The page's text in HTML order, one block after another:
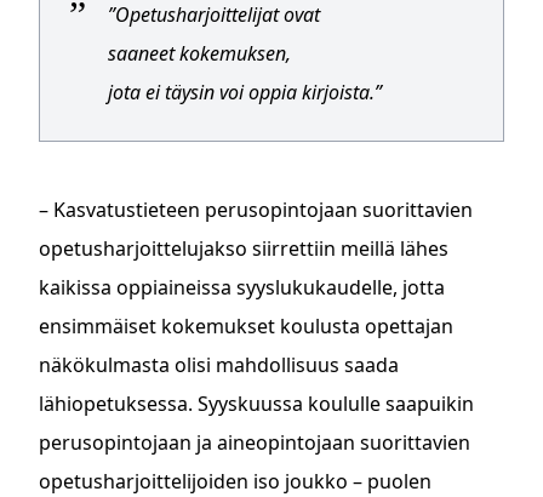
”Opetusharjoittelijat ovat
saaneet kokemuksen,
jota ei täysin voi oppia kirjoista.”
– Kasvatustieteen perusopintojaan suorittavien
opetusharjoittelujakso siirrettiin meillä lähes
kaikissa oppiaineissa syyslukukaudelle, jotta
ensimmäiset kokemukset koulusta opettajan
näkökulmasta olisi mahdollisuus saada
lähiopetuksessa. Syyskuussa koululle saapuikin
perusopintojaan ja aineopintojaan suorittavien
opetusharjoittelijoiden iso joukko – puolen